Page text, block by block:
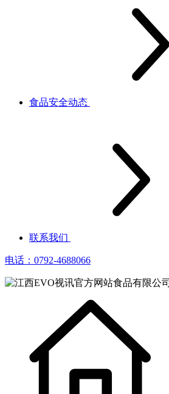
食品安全动态
联系我们
电话：0792-4688066